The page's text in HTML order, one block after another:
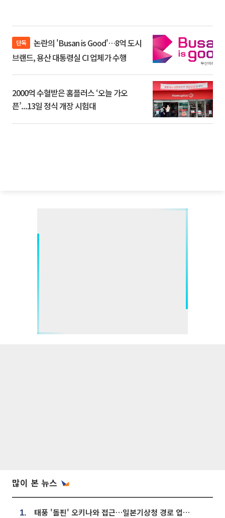
단독
브랜드, 용산 대통령실 CI 업체가 수행
2000억 수혈받은 홈플러스 ‘오늘 가오
픈’...13일 정식 개장 시험대
많이 본 뉴스
1. 태풍 '돌핀' 오키나와 접근…일본기상청 경로 업데이트